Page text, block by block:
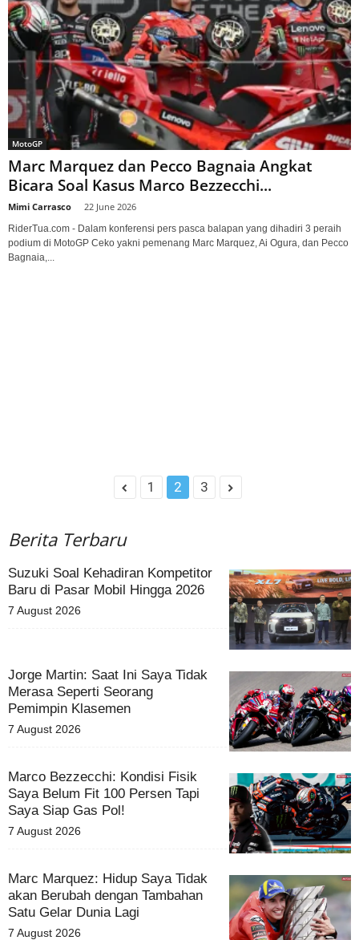
MotoGP
Marc Marquez dan Pecco Bagnaia Angkat
Bicara Soal Kasus Marco Bezzecchi...
Mimi Carrasco 22 June 2026
RiderTua.com - Dalam konferensi pers pasca balapan yang dihadiri 3 peraih
podium di MotoGP Ceko yakni pemenang Marc Marquez, Ai Ogura, dan Pecco
Bagnaia,...
1 2 3
Berita Terbaru
Suzuki Soal Kehadiran Kompetitor
Baru di Pasar Mobil Hingga 2026
7 August 2026
Jorge Martin: Saat Ini Saya Tidak
Merasa Seperti Seorang
Pemimpin Klasemen
7 August 2026
Marco Bezzecchi: Kondisi Fisik
Saya Belum Fit 100 Persen Tapi
Saya Siap Gas Pol!
7 August 2026
Marc Marquez: Hidup Saya Tidak
akan Berubah dengan Tambahan
Satu Gelar Dunia Lagi
7 August 2026